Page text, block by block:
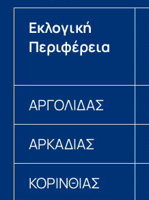
Εκλογική
Περιφέρεια
ΑΡΓΟΛΙΔΑΣ
ΑΡΚΑΔΙΑΣ
ΚΟΡΙΝΘΙΑΣ